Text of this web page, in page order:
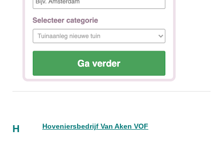
H Hoveniersbedrijf Van Aken VOF